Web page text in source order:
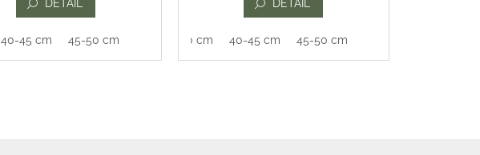
DETAIL
40-45 cm 45-50 cm
DETAIL
35-40 cm 40-45 cm 45-50 cm